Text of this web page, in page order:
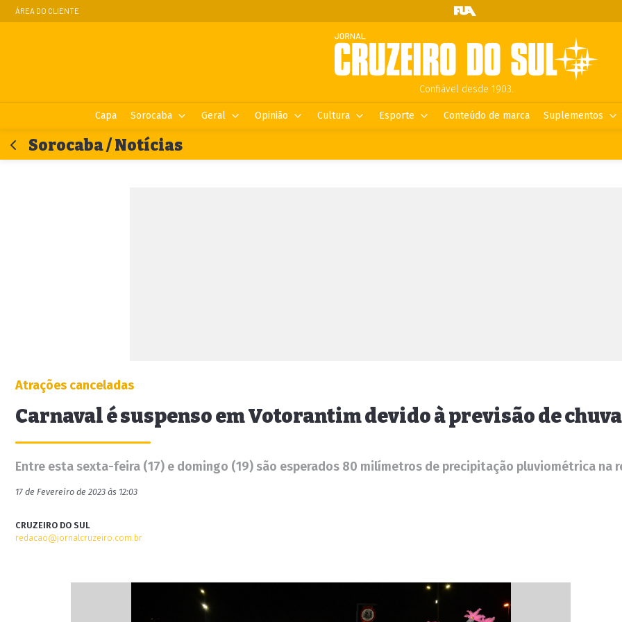
ÁREA DO CLIENTE
Confiável desde 1903.
Capa Sorocaba Geral Opinião Cultura Esporte Conteúdo de marca Suplementos
Sorocaba / Notícias
Atrações canceladas
Carnaval é suspenso em Votorantim devido à previsão de chuva
Entre esta sexta-feira (17) e domingo (19) são esperados 80 milímetros de precipitação pluviométrica na
17 de Fevereiro de 2023 às 12:03
CRUZEIRO DO SUL
redacao@jornalcruzeiro.com.br